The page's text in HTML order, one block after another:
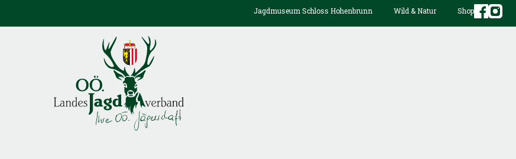
Jagdmuseum Schloss Hohenbrunn Wild & Natur Shop